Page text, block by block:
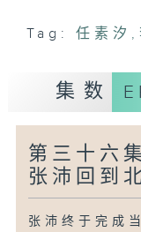
Tag: 任素汐 ,
集数
第三十六
张沛回到
张沛终于完成